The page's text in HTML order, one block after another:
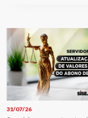
31/07/26